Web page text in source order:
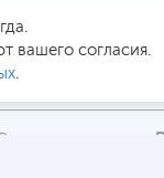
Все цены
вашего согласия.
.